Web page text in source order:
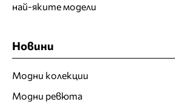
най-яките модели
Новини
Модни колекции
Модни ревюта